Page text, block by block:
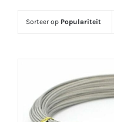
Sorteer op Populariteit